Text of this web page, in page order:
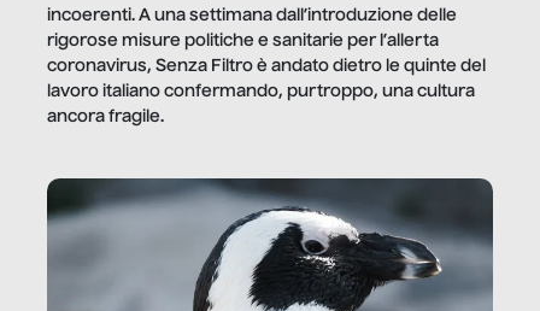
incoerenti. A una settimana dall’introduzione delle
rigorose misure politiche e sanitarie per l’allerta
coronavirus, Senza Filtro è andato dietro le quinte del
lavoro italiano confermando, purtroppo, una cultura
ancora fragile.